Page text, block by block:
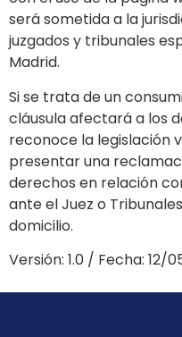
será sometida a la
juzgados y tribunales
Madrid.
Si se trata de un
cláusula afectará a los
reconoce la legislación
presentar una
derechos en relación
ante el Juez o
domicilio.
Versión: 1.0 / Fecha: 12/